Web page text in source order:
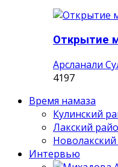
Открытие
Арсланали
4197
Время намаза
Кулинский
Лакский
Интервью